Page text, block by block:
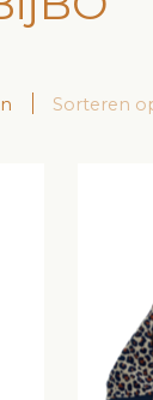
Sorteren